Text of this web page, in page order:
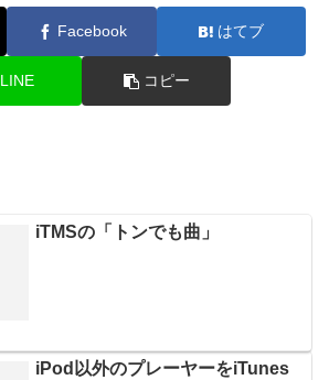
Facebook はてブ
LINE コピー
iTMSの「トンでも曲」
iPod以外のプレーヤーをiTunes